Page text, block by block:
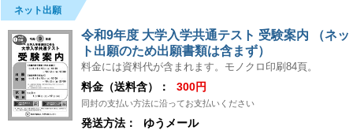
ネット出願
令和9年度 大学入学共通テスト 受験案内 （ネッ
ト出願のため出願書類は含まず）
料金には資料代が含まれます。モノクロ印刷84頁。
料金（送料含）： 300円
同封の支払い方法に沿ってお支払いください
発送方法：
ゆうメール